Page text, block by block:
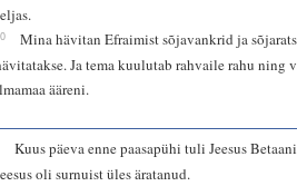
Mina hävitan Efraimist sõjavankrid ja
Ja tema kuulutab rahvaile rahu ning
ääreni.
Kuus päeva enne paasapühi tuli Jeesus
oli surnuist üles äratanud.